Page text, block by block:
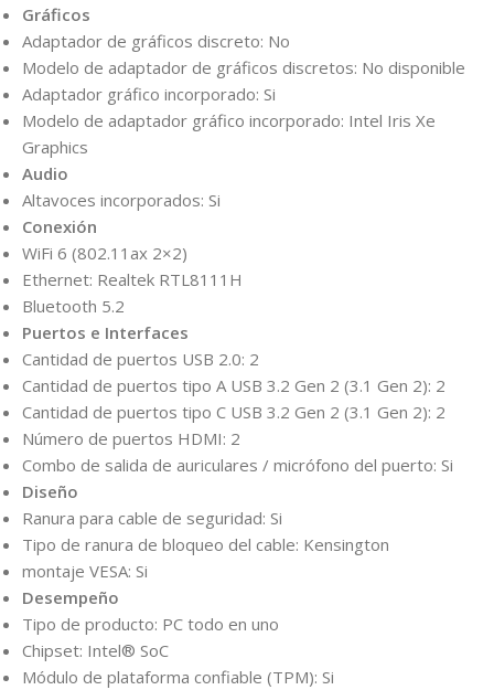
Gráficos
Adaptador de gráficos discreto: No
Modelo de adaptador de gráficos discretos: No disponible
Adaptador gráfico incorporado: Si
Modelo de adaptador gráfico incorporado: Intel Iris Xe
Graphics
Audio
Altavoces incorporados: Si
Conexión
WiFi 6 (802.11ax 2×2)
Ethernet: Realtek RTL8111H
Bluetooth 5.2
Puertos e Interfaces
Cantidad de puertos USB 2.0: 2
Cantidad de puertos tipo A USB 3.2 Gen 2 (3.1 Gen 2): 2
Cantidad de puertos tipo C USB 3.2 Gen 2 (3.1 Gen 2): 2
Número de puertos HDMI: 2
Combo de salida de auriculares / micrófono del puerto: Si
Diseño
Ranura para cable de seguridad: Si
Tipo de ranura de bloqueo del cable: Kensington
montaje VESA: Si
Desempeño
Tipo de producto: PC todo en uno
Chipset: Intel® SoC
Módulo de plataforma confiable (TPM): Si